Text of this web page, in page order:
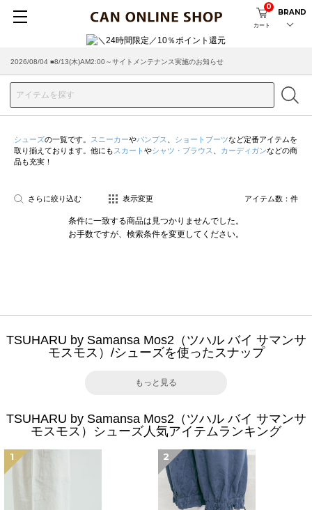
カート
0
BRAND
2026/08/04 ■8/13(木)AM2:00～サイトメンテナンス実施のお知らせ
シューズの一覧です。 スニーカーやパンプス ショートブーツなど定番アイテムを
取り揃えております。他にも スカート やシャツ・ブラウス カーディガンなどの商
品も充実！
さらに絞り込む 表示変更 アイテム数： 件
条件に一致する商品は見つかりませんでした。
お手数ですが、検索条件を変更してください。
TSUHARU by Samansa Mos2（ツハル バイ サマンサ
モスモス）/シューズを使ったスナップ
もっと見る
TSUHARU by Samansa Mos2（ツハル バイ サマンサ
モスモス）シューズ人気アイテムランキング
1 2